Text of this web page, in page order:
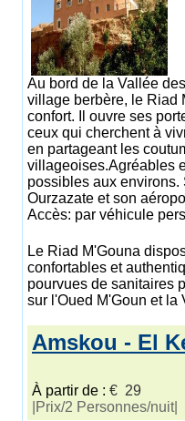
Au bord de la Vallée
village berbère, le Riad
confort. Il ouvre ses
ceux qui cherchent à
en partageant les
villageoises.Agréables
possibles aux environs.
Ourzazate et son
Accès: par véhicule
Le Riad M'Gouna
confortables et
pourvues de sanitaires
sur l'Oued M'Goun et la
Amskou - El
À partir de : € 29
|Prix/2 Personnes/nuit|